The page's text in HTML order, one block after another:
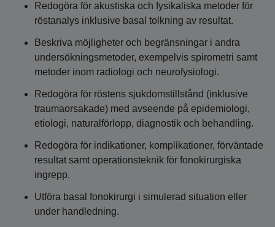
Redogöra för akustiska och fysikaliska metoder för
röstanalys inklusive basal tolkning av resultat.
Beskriva möjligheter och begränsningar i andra
undersökningsmetoder, exempelvis spirometri samt
metoder inom radiologi och neurofysiologi.
Redogöra för röstens sjukdomstillstånd (inklusive
traumaorsakade) med avseende på epidemiologi,
etiologi, naturalförlopp, diagnostik och behandling.
Redogöra för indikationer, komplikationer, förväntade
resultat samt operationsteknik för fonokirurgiska
ingrepp.
Utföra basal fonokirurgi i simulerad situation eller
under handledning.